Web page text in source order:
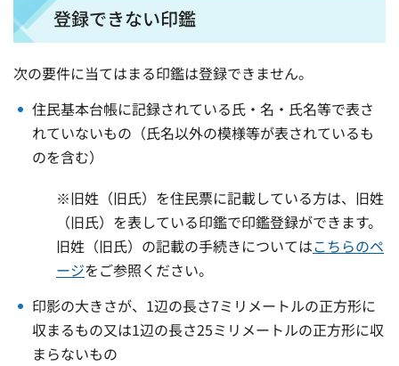
登録できない印鑑
次の要件に当てはまる印鑑は登録できません。
住民基本台帳に記録されている氏・名・氏名等で表さ
れていないもの（氏名以外の模様等が表されているも
のを含む）
※旧姓（旧氏）を住民票に記載している方は、旧姓
（旧氏）を表している印鑑で印鑑登録ができます。
旧姓（旧氏）の記載の手続きについてはこちらのペ
ージをご参照ください。
印影の大きさが、1辺の長さ7ミリメートルの正方形に
収まるもの又は1辺の長さ25ミリメートルの正方形に収
まらないもの